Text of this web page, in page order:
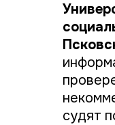
судят